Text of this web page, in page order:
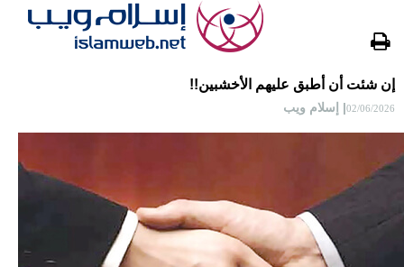
إن شئت أن أطبق عليهم الأخشبين!!
02/06/2026| إسلام ويب